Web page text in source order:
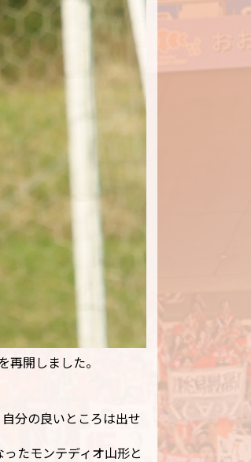
再開しました。
分の良いところは出せ
たモンテディオ山形と